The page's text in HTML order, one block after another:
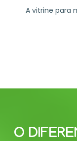
A vitrine para
O